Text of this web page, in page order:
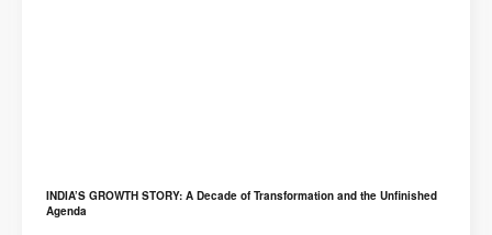
INDIA’S GROWTH STORY: A Decade of Transformation and the Unfinished
Agenda